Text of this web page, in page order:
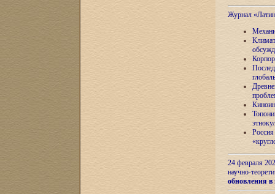
Журнал
24 февраля
научно-
обновления в